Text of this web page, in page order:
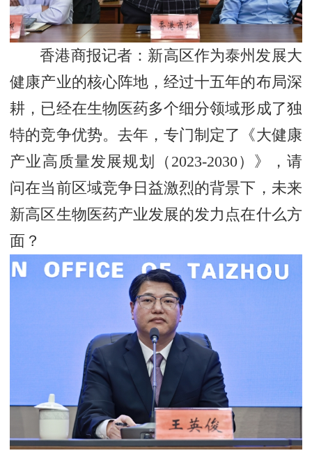
香港商报记者：新高区作为泰州发展大
健康产业的核心阵地，经过十五年的布局深
耕，已经在生物医药多个细分领域形成了独
特的竞争优势。去年，专门制定了《大健康
产业高质量发展规划（2023-2030）》，请
问在当前区域竞争日益激烈的背景下，未来
新高区生物医药产业发展的发力点在什么方
面？